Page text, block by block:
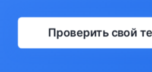
Проверить свой